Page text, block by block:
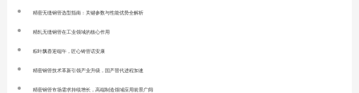
精密无缝钢管选型指南：关键参数与性能优势全解析
精轧无缝钢管在工业领域的核心作用
粽叶飘香迎端午，匠心铸管话安康
精密钢管技术革新引领产业升级，国产替代进程加速
精密钢管市场需求持续增长，高端制造领域应用前景广阔